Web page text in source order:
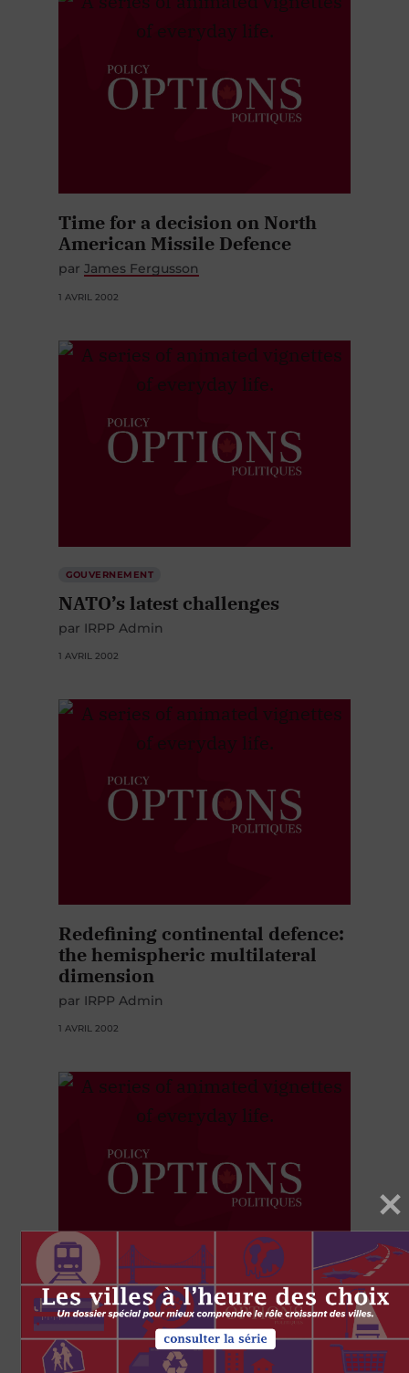
Time for a decision on North
American Missile Defence
par James Fergusson
1 AVRIL 2002
GOUVERNEMENT
NATO’s latest challenges
par IRPP Admin
1 AVRIL 2002
Redefining continental defence:
the hemispheric multilateral
dimension
par IRPP Admin
1 AVRIL 2002
Let’s get a continental defence
market treaty
par IRPP Admin